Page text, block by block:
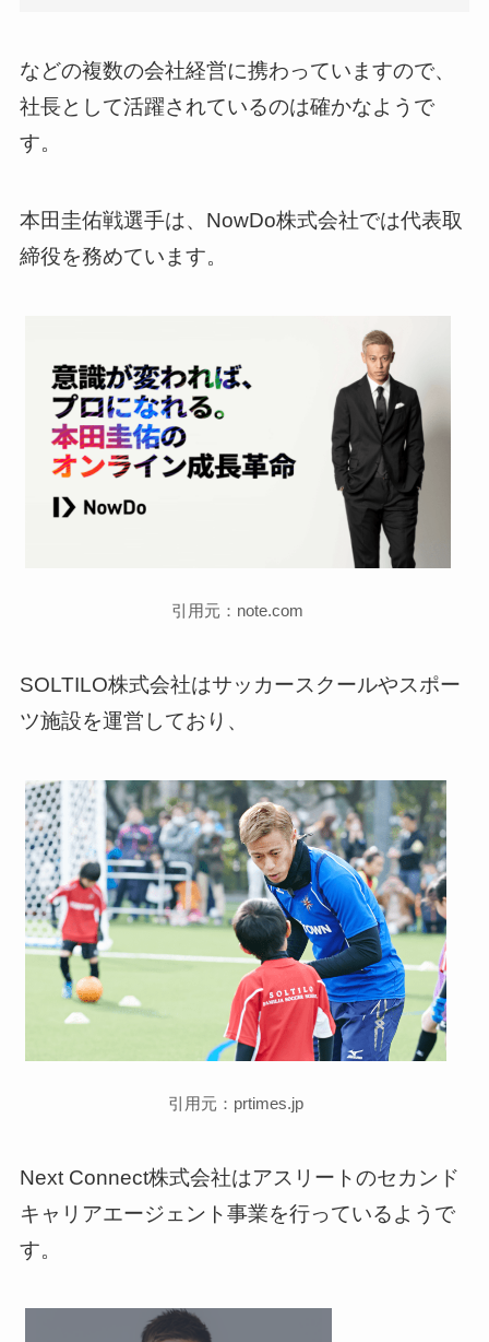
などの複数の会社経営に携わっていますので、
社長として活躍されているのは確かなようで
す。
本田圭佑戦選手は、NowDo株式会社では代表取
締役を務めています。
引用元：note.com
SOLTILO株式会社はサッカースクールやスポー
ツ施設を運営しており、
引用元：prtimes.jp
Next Connect株式会社はアスリートのセカンド
キャリアエージェント事業を行っているようで
す。